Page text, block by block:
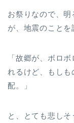
お祭りなので、
が、地震のことを
「故郷が、ボロ
れるけど、もし
配。」
と、とても悲しそ